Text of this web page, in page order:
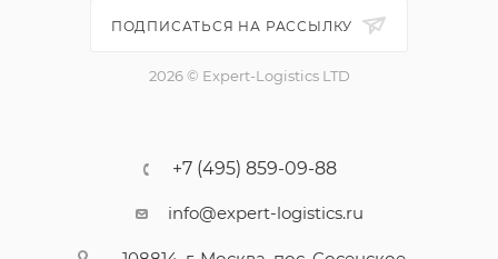
ПОДПИСАТЬСЯ НА РАССЫЛКУ
2026 © Expert-Logistics LTD
+7 (495) 859-09-88
info@expert-logistics.ru